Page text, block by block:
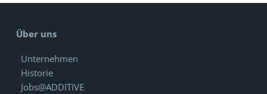
Über uns
Unternehmen
Historie
Jobs@ADDITIVE